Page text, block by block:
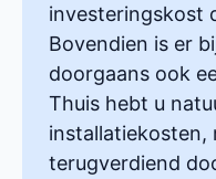
investeringskost
Bovendien is er
doorgaans ook
Thuis hebt u
installatiekosten,
terugverdiend